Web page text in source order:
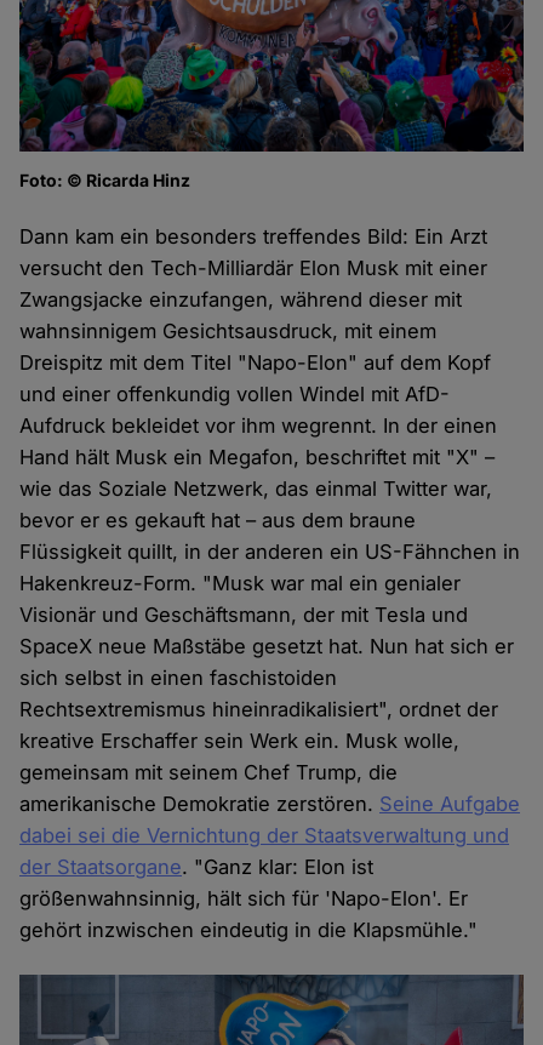
Foto: © Ricarda Hinz
Dann kam ein besonders treffendes Bild: Ein Arzt
versucht den Tech-Milliardär Elon Musk mit einer
Zwangsjacke einzufangen, während dieser mit
wahnsinnigem Gesichtsausdruck, mit einem
Dreispitz mit dem Titel "Napo-Elon" auf dem Kopf
und einer offenkundig vollen Windel mit AfD-
Aufdruck bekleidet vor ihm wegrennt. In der einen
Hand hält Musk ein Megafon, beschriftet mit "X" –
wie das Soziale Netzwerk, das einmal Twitter war,
bevor er es gekauft hat – aus dem braune
Flüssigkeit quillt, in der anderen ein US-Fähnchen in
Hakenkreuz-Form. "Musk war mal ein genialer
Visionär und Geschäftsmann, der mit Tesla und
SpaceX neue Maßstäbe gesetzt hat. Nun hat sich er
sich selbst in einen faschistoiden
Rechtsextremismus hineinradikalisiert", ordnet der
kreative Erschaffer sein Werk ein. Musk wolle,
gemeinsam mit seinem Chef Trump, die
amerikanische Demokratie zerstören. Seine Aufgabe
dabei sei die Vernichtung der Staatsverwaltung und
der Staatsorgane. "Ganz klar: Elon ist
größenwahnsinnig, hält sich für 'Napo-Elon'. Er
gehört inzwischen eindeutig in die Klapsmühle."